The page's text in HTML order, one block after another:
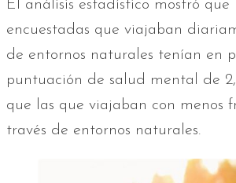
El análisis estadístico mostró que
encuestadas que viajaban
de entornos naturales tenían en
puntuación de salud mental de
que las que viajaban con menos
través de entornos naturales.